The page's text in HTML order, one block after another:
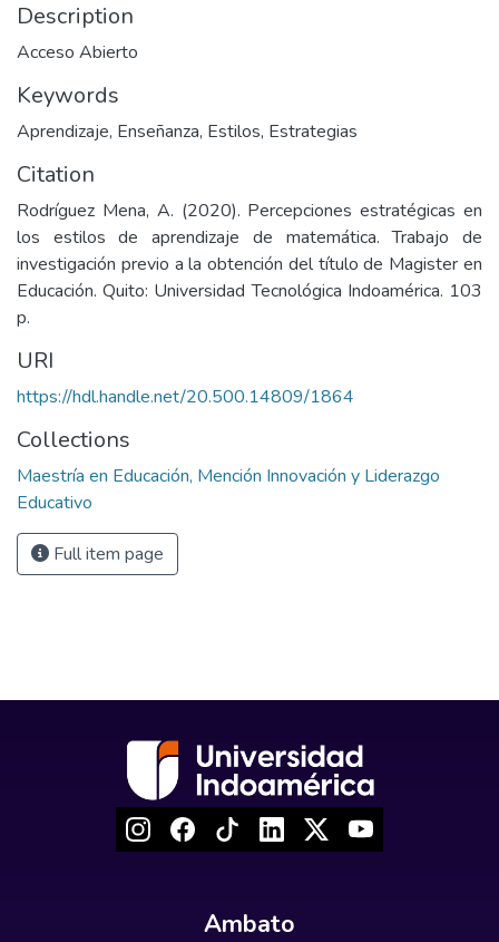
Description
Acceso Abierto
Keywords
Aprendizaje, Enseñanza, Estilos, Estrategias
Citation
Rodríguez Mena, A. (2020). Percepciones estratégicas en
los estilos de aprendizaje de matemática. Trabajo de
investigación previo a la obtención del título de Magister en
Educación. Quito: Universidad Tecnológica Indoamérica. 103
p.
URI
https://hdl.handle.net/20.500.14809/1864
Collections
Maestría en Educación, Mención Innovación y Liderazgo
Educativo
Full item page
Ambato